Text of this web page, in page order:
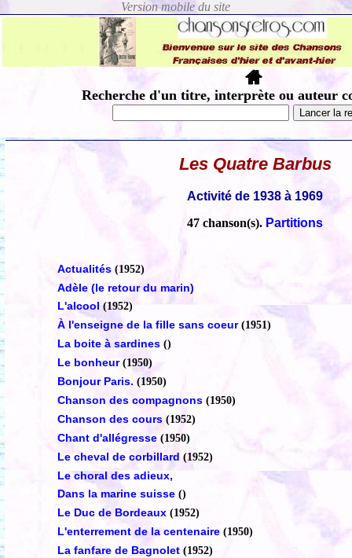
Recherche d'un titre, interprète ou auteur
Les Quatre Barbus
Activité de 1938 à 1969
47 chanson(s). Partitions
Actualités (1952)
Adèle (le retour du marin)
L'alcool (1952)
À l'enseigne de la fille sans coeur (1951)
La boite à sardines ()
Le bonheur (1950)
Bonjour Paris. (1950)
Chanson des compagnons (1950)
Chanson des cours (1952)
Chant d'allégresse (1950)
Le cheval de corbillard (1952)
Le choral des adieux,
Dans la marine suisse ()
Le Duc de Bordeaux (1952)
L'enterrement de la centenaire (1950)
La fanfare de Bagnolet (1952)